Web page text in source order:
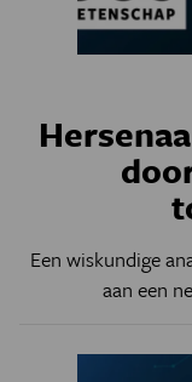
Een wiskundige
aan een